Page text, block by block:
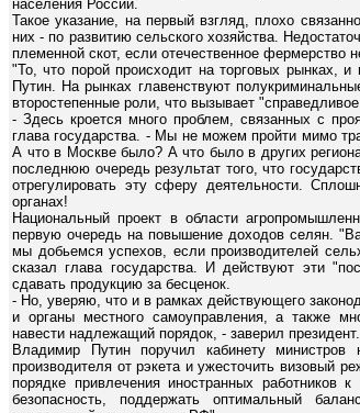
населения России.
Такое указание, на первый взгляд, плохо
них - по развитию сельского хозяйства.
племенной скот, если отечественное фермерство
"То, что порой происходит на торговых рынках,
Путин. На рынках главенствуют
второстепенные роли, что вызывает
- Здесь кроется много проблем, связанных с
глава государства. - Мы не можем пройти мимо
А что в Москве было? А что было в других
последнюю очередь результат того, что
отрегулировать эту сферу деятельности.
органах!
Национальный проект в области
первую очередь на повышение доходов селян.
мы добьемся успехов, если производителей
сказал глава государства. И действуют эти
сдавать продукцию за бесценок.
- Но, уверяю, что и в рамках действующего
и органы местного самоуправления, а также
навести надлежащий порядок, - заверил президент.
Владимир Путин поручил кабинету министров
производителя от рэкета и ужесточить визовый
порядке привлечения иностранных работников
безопасность, поддержать оптимальный